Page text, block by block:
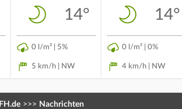
14°
0 l/m² | 5%
5 km/h | NW
14°
0 l/m² | 0%
4 km/h | NW
>>> Nachrichten